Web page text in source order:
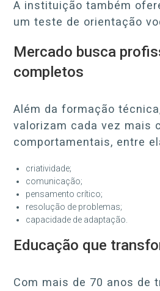
A instituição também
um teste de orientação
Mercado busca
completos
Além da formação
valorizam cada vez mais
comportamentais, entre
criatividade;
comunicação;
pensamento crítico;
resolução de problemas;
capacidade de adaptação.
Educação que
Com mais de 70 anos de